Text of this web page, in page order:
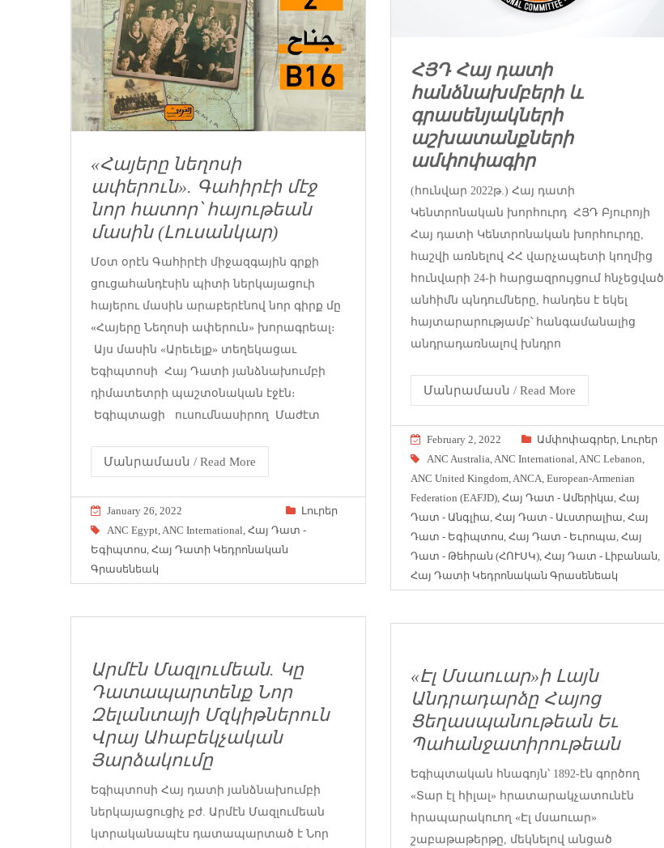
ՀՅԴ Հայ դատի
հանձնախմբերի և
գրասենյակների
աշխատանքների
ամփոփագիր
(հունվար 2022թ.) Հայ դատի
Կենտրոնական խորհուրդ ՀՅԴ Բյուրոյի
Հայ դատի Կենտրոնական խորհուրդը,
հաշվի առնելով ՀՀ վարչապետի կողմից
հունվարի 24-ի հարցազրույցում հնչեցված
անհիմն պնդումները, հանդես է եկել
հայտարարությամբ՝ հանգամանալից
անդրադառնալով խնդրո
Մանրամասն / Read More
February 2, 2022 Ամփոփագրեր Լուրեր
ANC Australia ANC International ANC Lebanon
ANC United Kingdom ANCA European-Armenian
Federation (EAFJD) Հայ Դատ - Ամերիկա Հայ
Դատ - Անգլիա Հայ Դատ - Աւստրալիա Հայ
Դատ - Եգիպտոս Հայ Դատ - Եւրոպա Հայ
Դատ - Թեհրան (ՀՈՒՍԿ) Հայ Դատ - Լիբանան
Հայ Դատի Կեդրոնական Գրասենեակ
«Հայերը նեղոսի
ափերուն». Գահիրէի մէջ
նոր հատոր՝ հայութեան
մասին (Լուսանկար)
Մօտ օրէն Գահիրէի միջազգային գրքի
ցուցահանդէսին պիտի ներկայացուի
հայերու մասին արաբերէնով նոր գիրք մը
«Հայերը Նեղոսի ափերուն» խորագրեալ։
Այս մասին «Արեւելք» տեղեկացաւ
Եգիպտոսի Հայ Դատի յանձնախումբի
դիմատետրի պաշտօնական էջէն։
Եգիպտացի ուսումնասիրող Մաժէտ
Մանրամասն / Read More
January 26, 2022
Լուրեր
ANC Egypt ANC International Հայ Դատ -
Եգիպտոս Հայ Դատի Կեդրոնական
Գրասենեակ
Արմէն Մազլումեան. Կը
Դատապարտենք Նոր
Զելանտայի Մզկիթներուն
Վրայ Ահաբեկչական
Յարձակումը
Եգիպտոսի Հայ դատի յանձնախումբի
ներկայացուցիչ բժ. Արմէն Մազլումեան
կտրականապէս դատապարտած է Նոր
«Էլ Մսաուար»ի Լայն
Անդրադարձը Հայոց
Ցեղասպանութեան Եւ
Պահանջատիրութեան
Եգիպտական հնագոյն՝ 1892-էն գործող
«Տար էլ հիլալ» հրատարակչատունէն
հրապարակուող «Էլ մսաուար»
շաբաթաթերթը, մեկնելով անցած